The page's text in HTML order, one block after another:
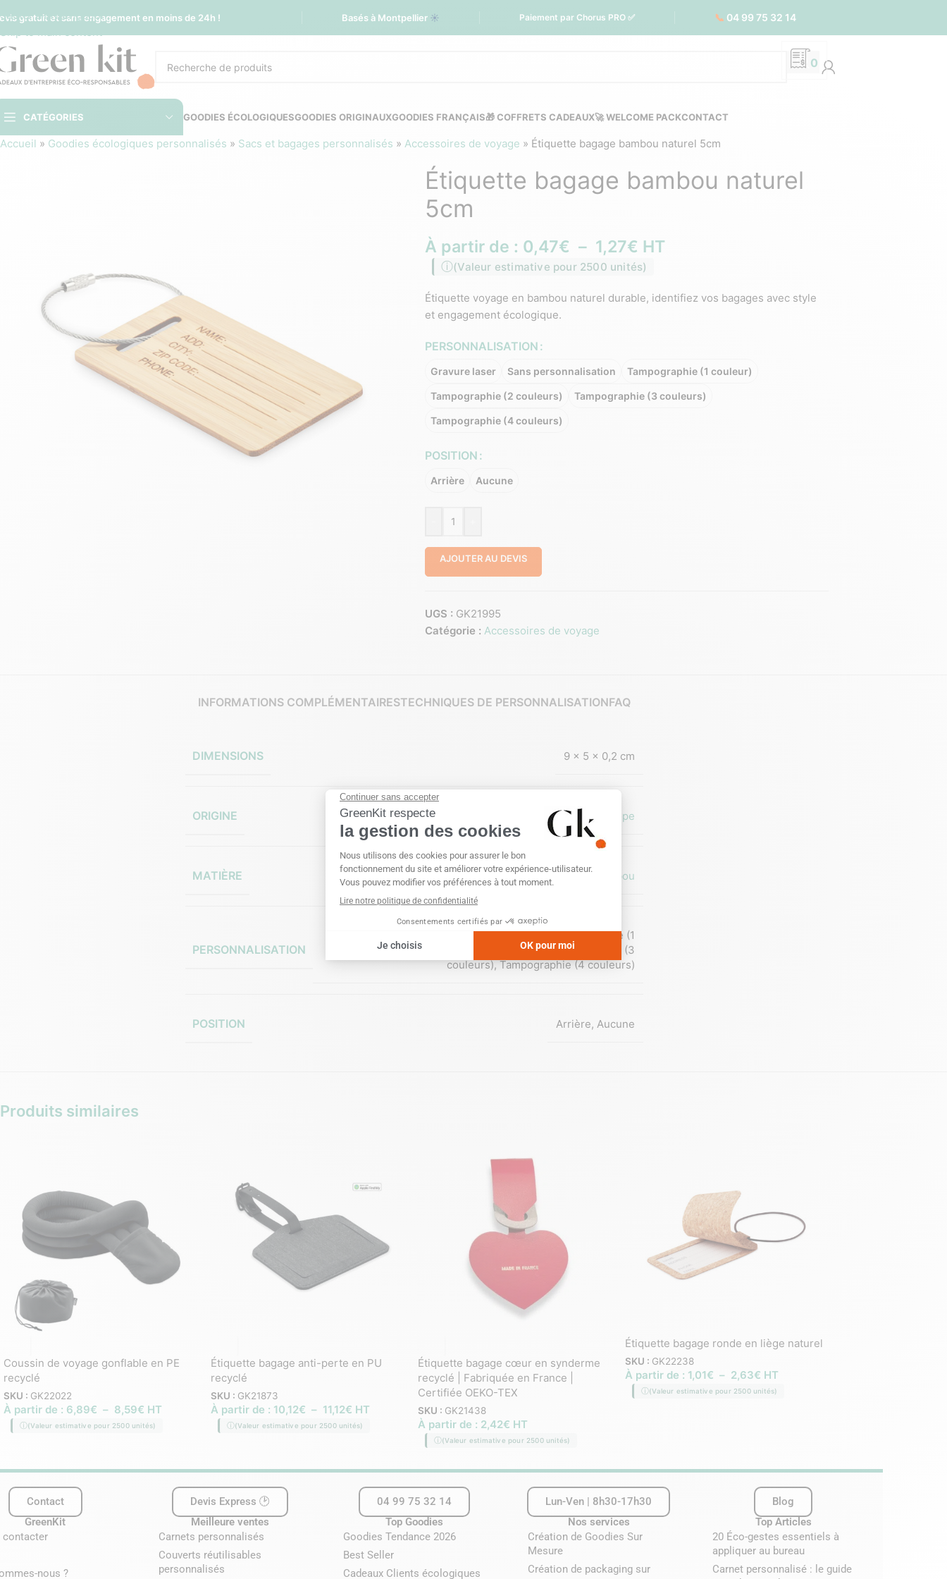
Sauter à la navigation
Skip to main content
gratuit et sans engagement en moins de 24h ! Basés à Montpellier ☀️ Paiement par Chorus PRO ✅ 📞 04 99 75 32 14
0
CATÉGORIES GOODIES ÉCOLOGIQUESGOODIES ORIGINAUXGOODIES FRANÇAIS🎁 COFFRETS CADEAUX🚀 WELCOME PACKCONTACT
Accueil » Goodies écologiques personnalisés » Sacs et bagages personnalisés » Accessoires de voyage » Étiquette bagage bambou naturel 5cm
Étiquette bagage bambou naturel
5cm
À partir de : 0,47€ – 1,27€ HT
(Valeur estimative pour 2500 unités)
Étiquette voyage en bambou naturel durable, identifiez vos bagages avec style
et engagement écologique.
PERSONNALISATION
Gravure laser Sans personnalisation Tampographie (1 couleur)
Tampographie (2 couleurs) Tampographie (3 couleurs)
Tampographie (4 couleurs)
POSITION
Arrière Aucune
AJOUTER AU DEVIS
UGS : GK21995
Catégorie : Accessoires de voyage
INFORMATIONS COMPLÉMENTAIRESTECHNIQUES DE PERSONNALISATIONFAQ
DIMENSIONS 9 × 5 × 0,2 cm
ORIGINE Hors Europe
MATIÈRE Bambou
PERSONNALISATION
Sans personnalisation,Tampographie (1
couleur),Tampographie (2 couleurs),Tampographie (3
couleurs), Tampographie (4 couleurs)
POSITION Arrière, Aucune
Produits similaires
Coussin de voyage gonflable en PE
recyclé
SKU : GK22022
À partir de : 6,89€ – 8,59€ HT
(Valeur estimative pour 2500 unités)
Étiquette bagage anti-perte en PU
recyclé
SKU : GK21873
À partir de : 10,12€ – 11,12€ HT
(Valeur estimative pour 2500 unités)
Étiquette bagage cœur en synderme
recyclé | Fabriquée en France |
Certifiée OEKO-TEX
SKU : GK21438
À partir de : 2,42€ HT
(Valeur estimative pour 2500 unités)
Étiquette bagage ronde en liège naturel
SKU : GK22238
À partir de : 1,01€ – 2,63€ HT
(Valeur estimative pour 2500 unités)
Contact
GreenKit
contacter
nous ?
Devis Express 🕑
Meilleure ventes
Carnets personnalisés
Couverts réutilisables
personnalisés
04 99 75 32 14
Top Goodies
Goodies Tendance 2026
Best Seller
Cadeaux Clients écologiques
Lun-Ven | 8h30-17h30
Nos services
Création de Goodies Sur
Mesure
Création de packaging sur
Blog
Top Articles
20 Éco-gestes essentiels à
appliquer au bureau
Carnet personnalisé : le guide